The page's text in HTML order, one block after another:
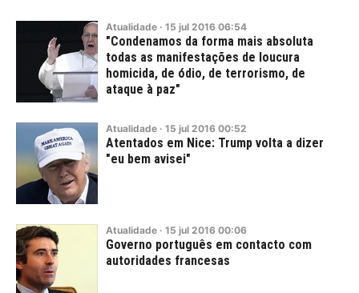
Atualidade · 15 jul 2016 06:54
"Condenamos da forma mais absoluta
todas as manifestações de loucura
homicida, de ódio, de terrorismo, de
ataque à paz"
Atualidade · 15 jul 2016 00:52
Atentados em Nice: Trump volta a dizer
"eu bem avisei"
Atualidade · 15 jul 2016 00:06
Governo português em contacto com
autoridades francesas